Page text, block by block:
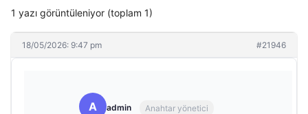
1 yazı görüntüleniyor (toplam 1)
18/05/2026: 9:47 pm #21946
A admin Anahtar yönetici